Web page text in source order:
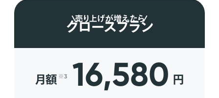
売り上げが増えたら
グロースプラン
月額 ※3 16,580 円